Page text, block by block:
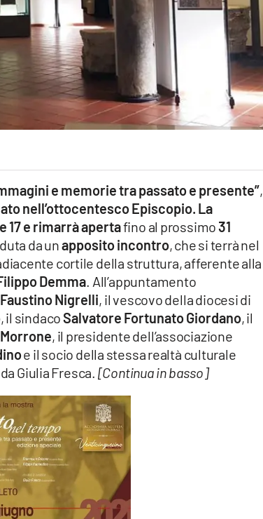
e memorie tra passato e presente”,
nell’ottocentesco Episcopio. La
17 e rimarrà apertafino al prossimo31
da unapposito incontro, che si terrà nel
cortile della struttura, afferente alla
Demma. All’appuntamento
Faustino Nigrelli, il vescovo della diocesi di
, il sindacoSalvatore Fortunato Giordano, il
, il presidente dell’associazione
e il socio della stessa realtà culturale
Giulia Fresca. [Continua in basso]